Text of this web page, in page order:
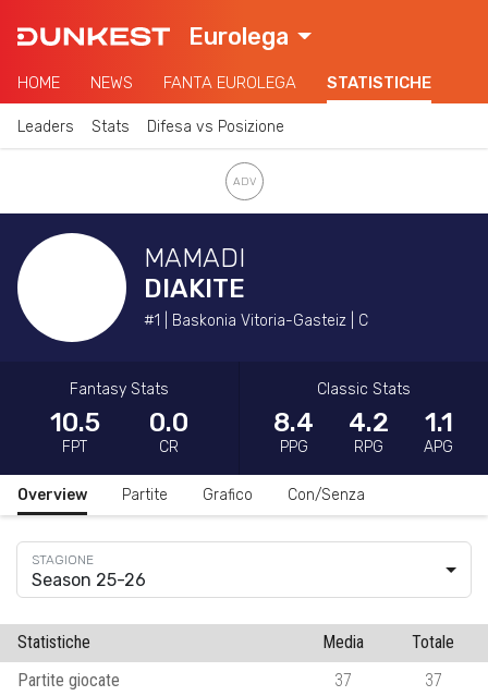
Eurolega
HOME NEWS FANTA EUROLEGA STATISTICHE
Leaders Stats Difesa vs Posizione
MAMADI
DIAKITE
#1 | Baskonia Vitoria-Gasteiz | C
Fantasy Stats
10.5
FPT
0.0
CR
Classic Stats
8.4
PPG
4.2
RPG
1.1
APG
Overview Partite Grafico Con/Senza
Season 25-26
Statistiche Media
Totale
Partite giocate
37
37